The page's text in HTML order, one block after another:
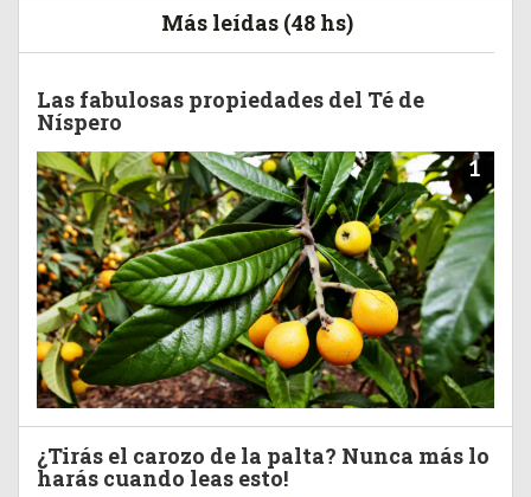
Más leídas (48 hs)
Las fabulosas propiedades del Té de
Níspero
1
¿Tirás el carozo de la palta? Nunca más lo
harás cuando leas esto!